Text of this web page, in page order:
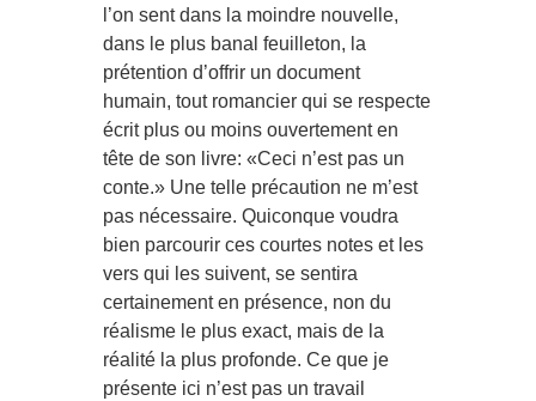
l’on sent dans la moindre nouvelle,
dans le plus banal feuilleton, la
prétention d’offrir un document
humain, tout romancier qui se respecte
écrit plus ou moins ouvertement en
tête de son livre: «Ceci n’est pas un
conte.» Une telle précaution ne m’est
pas nécessaire. Quiconque voudra
bien parcourir ces courtes notes et les
vers qui les suivent, se sentira
certainement en présence, non du
réalisme le plus exact, mais de la
réalité la plus profonde. Ce que je
présente ici n’est pas un travail